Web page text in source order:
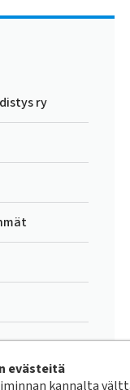
evästeitä
kannalta
ry